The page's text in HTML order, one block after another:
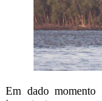
Em dado momento